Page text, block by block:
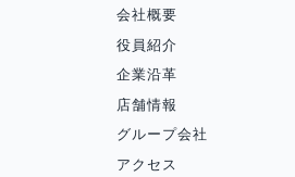
会社概要
役員紹介
企業沿革
店舗情報
グループ会社
アクセス